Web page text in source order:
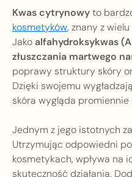
Kwas cytrynowyto
kosmetyków, znany z
Jakoalfahydroksykwas
złuszczania martwego
poprawy struktury skóry
Dzięki swojemu
skóra wygląda promiennie
Jednym z jego istotnych
Utrzymując odpowiedni
kosmetykach, wpływa na
skuteczność działania.